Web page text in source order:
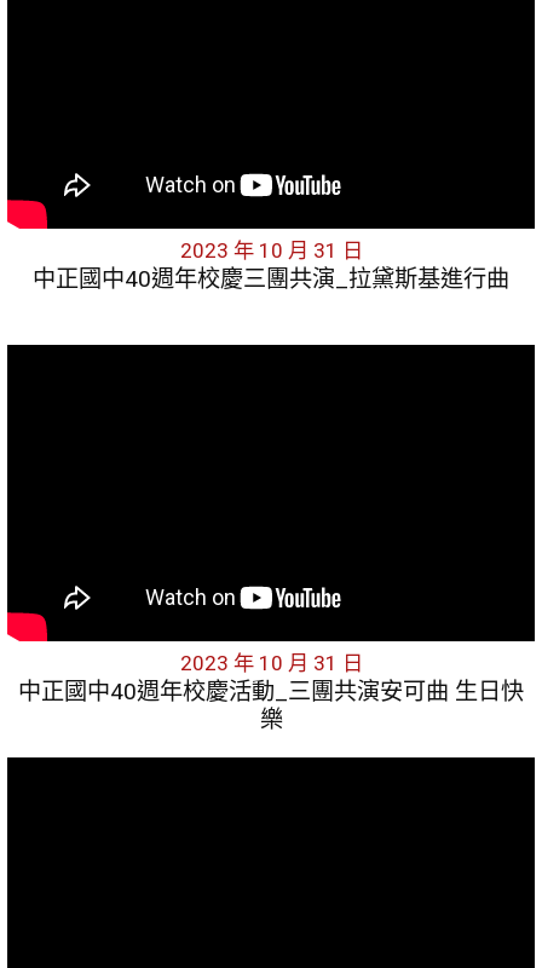
2023 年 10 月 31 日
中正國中40週年校慶三團共演_拉黛斯基進行曲
2023 年 10 月 31 日
中正國中40週年校慶活動_三團共演安可曲 生日快
樂